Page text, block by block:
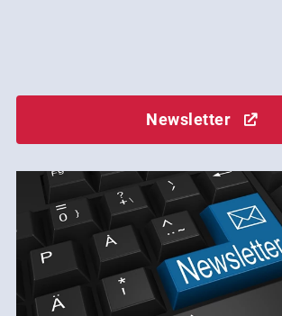
Newsletter